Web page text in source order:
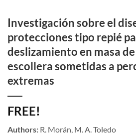
Investigación sobre el
protecciones tipo repié
deslizamiento en masa
escollera sometidas a
extremas
FREE!
Authors: R. Morán, M. A. Toledo